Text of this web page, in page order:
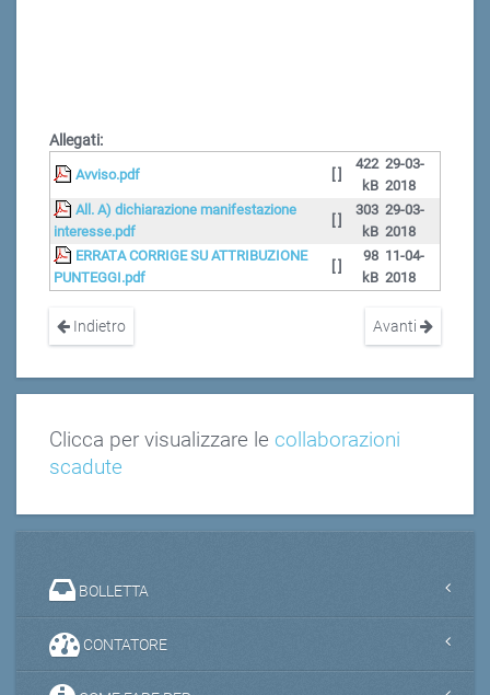
Allegati:
Avviso.pdf
422
kB
29-03-
2018
All. A) dichiarazione manifestazione
interesse.pdf
303
kB
29-03-
2018
ERRATA CORRIGE SU ATTRIBUZIONE
PUNTEGGI.pdf
98
kB
11-04-
2018
Indietro Avanti
Clicca per visualizzare le collaborazioni
scadute
BOLLETTA
CONTATORE